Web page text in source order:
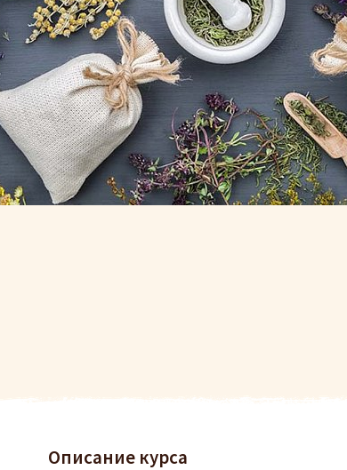
Описание курса